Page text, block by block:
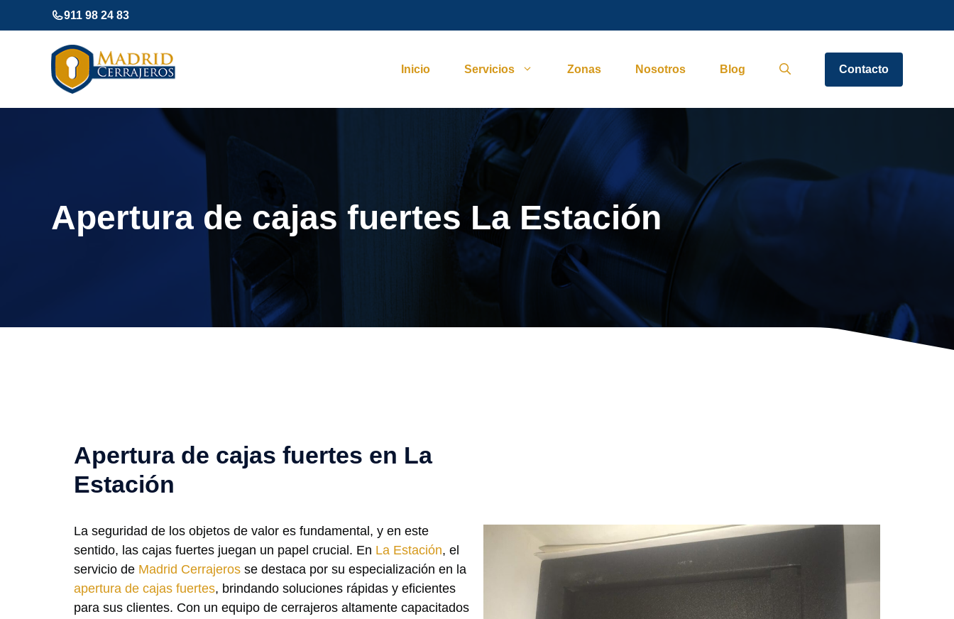
al
911 98 24 83
Inicio Servicios Zonas Nosotros Blog Contacto
Apertura de cajas fuertes La Estación
Apertura de cajas fuertes en La
Estación
La seguridad de los objetos de valor es fundamental, y en este
sentido, las cajas fuertes juegan un papel crucial. En La Estación, el
servicio de Madrid Cerrajeros se destaca por su especialización en la
apertura de cajas fuertes, brindando soluciones rápidas y eficientes
para sus clientes. Con un equipo de cerrajeros altamente capacitados